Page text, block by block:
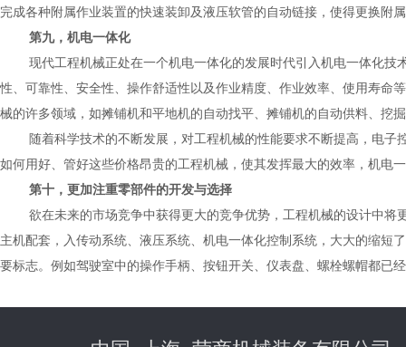
完成各种附属作业装置的快速装卸及液压软管的自动链接，使得更换附
第九，机电一体化
现代工程机械正处在一个机电一体化的发展时代引入机电一体化
性、可靠性、安全性、操作舒适性以及作业精度、作业效率、使用寿命
械的许多领域，如摊铺机和平地机的自动找平、摊铺机的自动供料、挖
随着科学技术的不断发展，对工程机械的性能要求不断提高，电
如何用好、管好这些价格昂贵的工程机械，使其发挥最大的效率，机电
第十，更加注重零部件的开发与选择
欲在未来的市场竞争中获得更大的竞争优势，工程机械的设计中
主机配套，入传动系统、液压系统、机电一体化控制系统，大大的缩短
要标志。例如驾驶室中的操作手柄、按钮开关、仪表盘、螺栓螺帽都已